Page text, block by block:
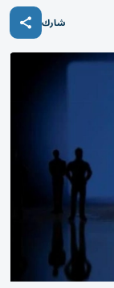
شارك